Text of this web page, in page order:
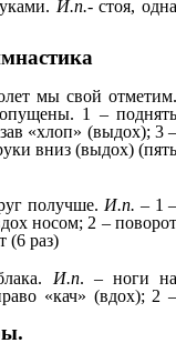
И.п.- стоя,
мы свой
1 –
«хлоп» (выдох); 3
вниз (выдох)
получше. И.п. – 1
носом; 2 –
(6 раз)
И.п. – ноги
«кач» (вдох); 2